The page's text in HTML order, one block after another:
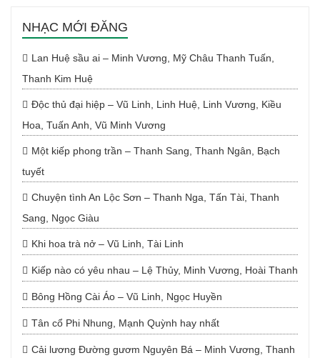
NHẠC MỚI ĐĂNG
Lan Huệ sầu ai – Minh Vương, Mỹ Châu Thanh Tuấn,
Thanh Kim Huệ
Độc thủ đại hiệp – Vũ Linh, Linh Huệ, Linh Vương, Kiều
Hoa, Tuấn Anh, Vũ Minh Vương
Một kiếp phong trần – Thanh Sang, Thanh Ngân, Bạch
tuyết
Chuyện tình An Lộc Sơn – Thanh Nga, Tấn Tài, Thanh
Sang, Ngọc Giàu
Khi hoa trà nở – Vũ Linh, Tài Linh
Kiếp nào có yêu nhau – Lệ Thủy, Minh Vương, Hoài Thanh
Bông Hồng Cài Áo – Vũ Linh, Ngọc Huyền
Tân cổ Phi Nhung, Mạnh Quỳnh hay nhất
Cải lương Đường gươm Nguyên Bá – Minh Vương, Thanh